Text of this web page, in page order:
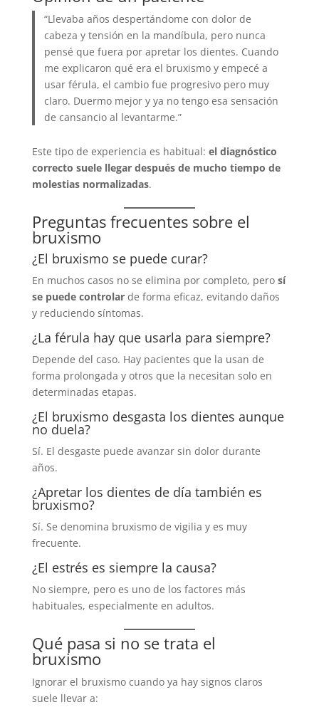
“Llevaba años despertándome con dolor de
cabeza y tensión en la mandíbula, pero nunca
pensé que fuera por apretar los dientes. Cuando
me explicaron qué era el bruxismo y empecé a
usar férula, el cambio fue progresivo pero muy
claro. Duermo mejor y ya no tengo esa sensación
de cansancio al levantarme.”
Este tipo de experiencia es habitual: el diagnóstico
correcto suele llegar después de mucho tiempo de
molestias normalizadas.
Preguntas frecuentes sobre el
bruxismo
¿El bruxismo se puede curar?
En muchos casos no se elimina por completo, pero sí
se puede controlarde forma eficaz, evitando daños
y reduciendo síntomas.
¿La férula hay que usarla para siempre?
Depende del caso. Hay pacientes que la usan de
forma prolongada y otros que la necesitan solo en
determinadas etapas.
¿El bruxismo desgasta los dientes aunque
no duela?
Sí. El desgaste puede avanzar sin dolor durante
años.
¿Apretar los dientes de día también es
bruxismo?
Sí. Se denomina bruxismo de vigilia y es muy
frecuente.
¿El estrés es siempre la causa?
No siempre, pero es uno de los factores más
habituales, especialmente en adultos.
Qué pasa si no se trata el
bruxismo
Ignorar el bruxismo cuando ya hay signos claros
suele llevar a: